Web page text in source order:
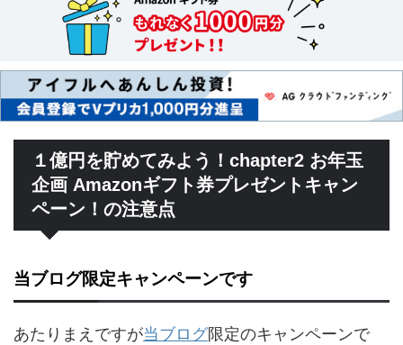
１億円を貯めてみよう！chapter2 お年玉
企画 Amazonギフト券プレゼントキャン
ペーン！の注意点
当ブログ限定キャンペーンです
あたりまえですが当ブログ限定のキャンペーンで